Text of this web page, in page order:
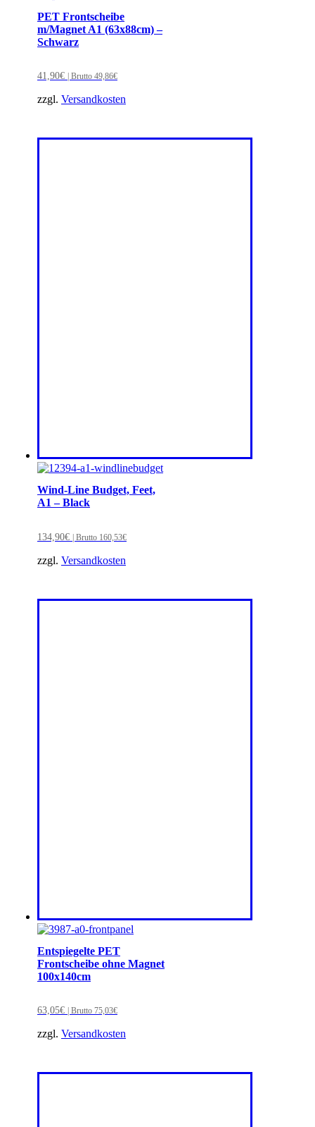
PET Frontscheibe
m/Magnet A1 (63x88cm) –
Schwarz
41,90€ | Brutto 49,86€
zzgl. Versandkosten
Wind-Line Budget, Feet,
A1 – Black
134,90€ | Brutto 160,53€
zzgl. Versandkosten
Entspiegelte PET
Frontscheibe ohne Magnet
100x140cm
63,05€ | Brutto 75,03€
zzgl. Versandkosten